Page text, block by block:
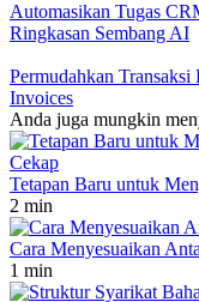
Automasikan Tugas
Ringkasan Sembang AI
Permudahkan
Invoices
Anda juga mungkin
Tetapan Baru untuk
2 min
Cara Menyesuaikan
1 min